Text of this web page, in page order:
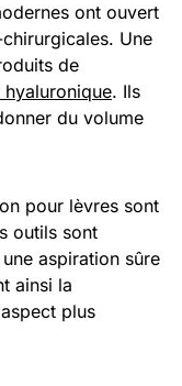
ont ouvert
Une
de
hyaluronique. Ils
du volume
pour lèvres sont
outils sont
aspiration sûre
ainsi la
plus